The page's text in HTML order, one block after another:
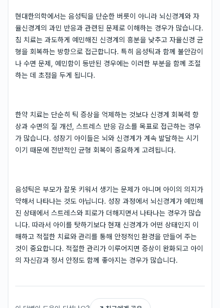
현대한의학에서는 음성틱을 단순한 버릇이 아니라 뇌신경계와 자
율신경계의 과민 반응과 관련된 문제로 이해하는 경우가 많습니다.
침 치료는 과도하게 예민해진 신경계의 흥분을 낮추고 자율신경 균
형을 회복하는 방향으로 접근합니다. 특히 음성틱과 함께 불안감이
나 수면 문제, 예민함이 동반된 경우에는 이러한 부분을 함께 조절
하는 데 초점을 두게 됩니다.
한약 치료는 단순히 틱 증상을 억제하는 것보다 신경계 회복력 향
상과 수면의 질 개선, 스트레스 반응 감소를 목표로 접근하는 경우
가 많습니다. 성장기 아이들은 뇌와 신경계가 계속 발달하는 시기
이기 때문에 전반적인 균형 회복이 중요하게 고려됩니다.
음성틱은 부모가 잘못 키워서 생기는 문제가 아니며 아이의 의지가
약해서 나타나는 것도 아닙니다. 성장 과정에서 뇌신경계가 예민해
진 상태에서 스트레스와 피로가 더해지면서 나타나는 경우가 많습
니다. 따라서 아이를 탓하기보다 현재 신경계가 어떤 상태인지 이
해하고 적절한 치료와 관리를 통해 안정적인 환경을 만들어 주는
것이 중요합니다. 적절한 관리가 이루어지면 증상이 완화되고 아이
의 자신감과 정서 안정도 함께 좋아지는 경우가 많습니다.